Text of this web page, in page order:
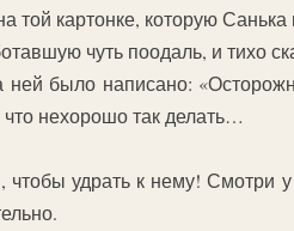
картонке, которую Санька
чуть поодаль, и тихо
было написано:
нехорошо так делать…
удрать к нему!